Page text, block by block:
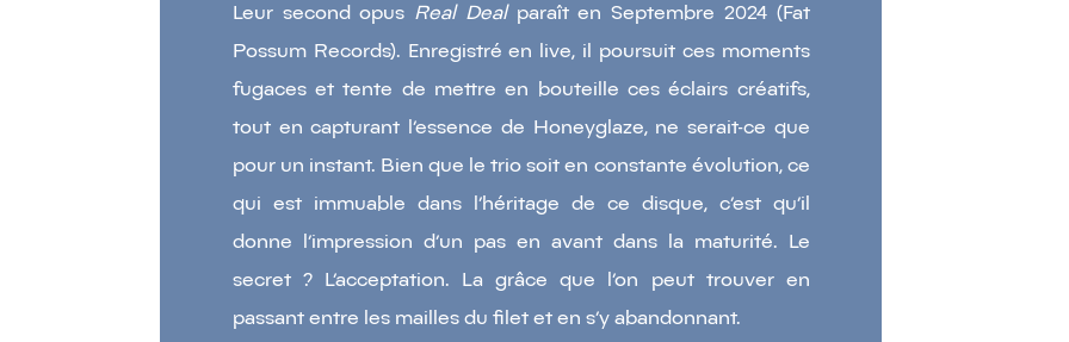
Leur second opus Real Dealparaît en Septembre 2024 (Fat
Possum Records). Enregistré en live, il poursuit ces moments
fugaces et tente de mettre en bouteille ces éclairs créatifs,
tout en capturant l’essence de Honeyglaze, ne serait-ce que
pour un instant. Bien que le trio soit en constante évolution, ce
qui est immuable dans l’héritage de ce disque, c’est qu’il
donne l’impression d’un pas en avant dans la maturité. Le
secret ? L’acceptation. La grâce que l’on peut trouver en
passant entre les mailles du filet et en s’y abandonnant.